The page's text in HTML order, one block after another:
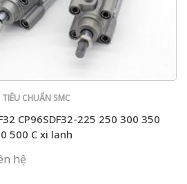
TIÊU CHUẨN SMC
CP96SDF32-225 250 300 350
500 C xi lanh
hệ